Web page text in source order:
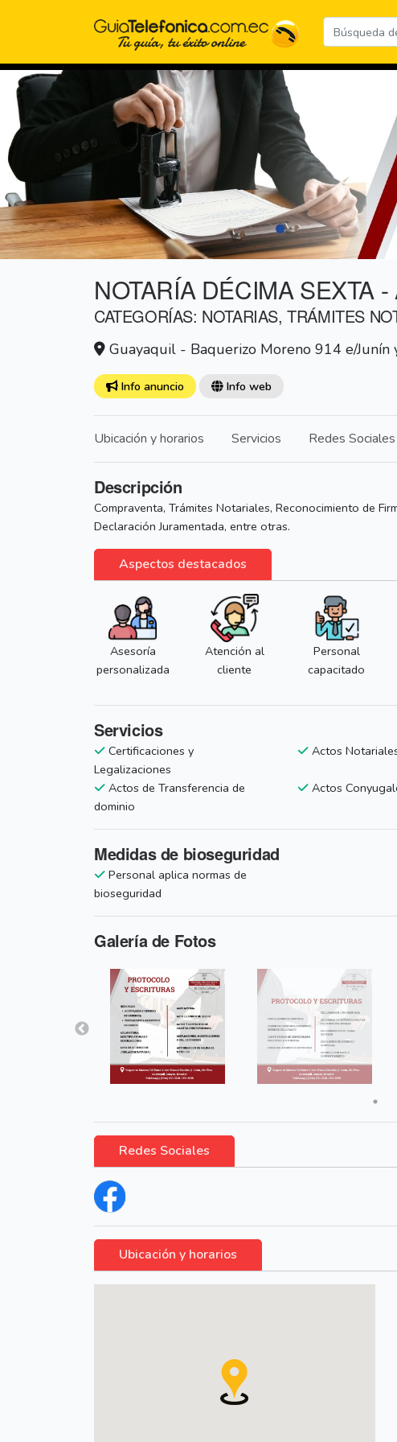
NOTARÍA DÉCIMA SEXTA
CATEGORÍAS: NOTARIAS, TRÁMITES
Guayaquil - Baquerizo Moreno 914 e/Junín
Info anuncio Info web
Ubicación y horarios Servicios Redes Sociales
Descripción
Compraventa, Trámites Notariales, Reconocimiento de
Declaración Juramentada, entre otras.
Aspectos destacados
Asesoría
personalizada
Atención al
cliente
Personal
capacitado
Servicios
Certificaciones y
Legalizaciones
Actos
Actos de Transferencia de
dominio
Actos
Medidas de bioseguridad
Personal aplica normas de
bioseguridad
Galería de Fotos
Redes Sociales
Ubicación y horarios